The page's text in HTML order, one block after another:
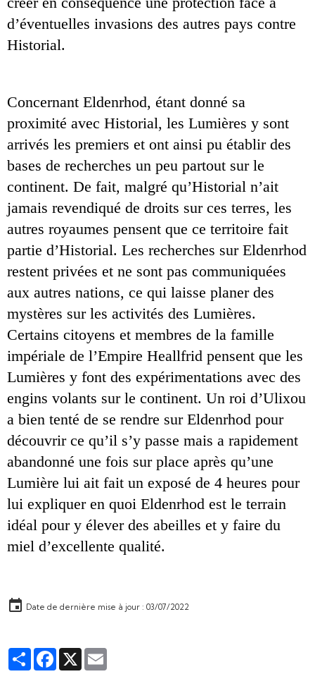
d’éventuelles invasions des autres pays contre
Historial.
Concernant Eldenrhod, étant donné sa
proximité avec Historial, les Lumières y sont
arrivés les premiers et ont ainsi pu établir des
bases de recherches un peu partout sur le
continent. De fait, malgré qu’Historial n’ait
jamais revendiqué de droits sur ces terres, les
autres royaumes pensent que ce territoire fait
partie d’Historial. Les recherches sur Eldenrhod
restent privées et ne sont pas communiquées
aux autres nations, ce qui laisse planer des
mystères sur les activités des Lumières.
Certains citoyens et membres de la famille
impériale de l’Empire Heallfrid pensent que les
Lumières y font des expérimentations avec des
engins volants sur le continent. Un roi d’Ulixou
a bien tenté de se rendre sur Eldenrhod pour
découvrir ce qu’il s’y passe mais a rapidement
abandonné une fois sur place après qu’une
Lumière lui ait fait un exposé de 4 heures pour
lui expliquer en quoi Eldenrhod est le terrain
idéal pour y élever des abeilles et y faire du
miel d’excellente qualité.
Date de dernière mise à jour : 03/07/2022
PartagerFacebook
X